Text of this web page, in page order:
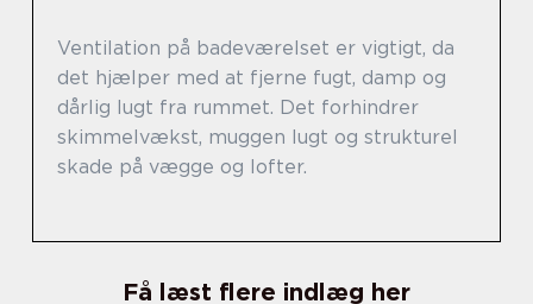
Ventilation på badeværelset er vigtigt, da
det hjælper med at fjerne fugt, damp og
dårlig lugt fra rummet. Det forhindrer
skimmelvækst, muggen lugt og strukturel
skade på vægge og lofter.
Få læst flere indlæg her